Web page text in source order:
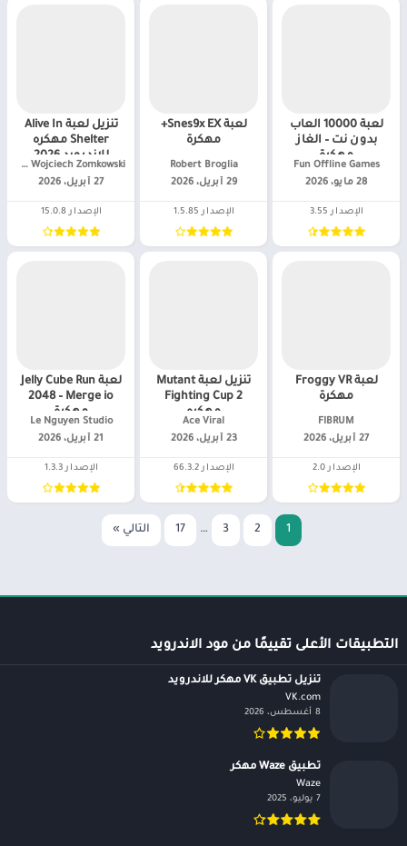
لعبة 10000 العاب
بدون نت – الغاز
مهكرة
Fun Offline Games‏
28 مايو، 2026
الإصدار 3.55
لعبة Snes9x EX+
مهكرة
Robert Broglia‏
29 أبريل، 2026
الإصدار 1.5.85
تنزيل لعبة Alive In
Shelter مهكره
للاندرويد 2026
pokulan Wojciech Zomkowski‏
27 أبريل، 2026
الإصدار 15.0.8
لعبة Froggy VR
مهكرة
FIBRUM‏
27 أبريل، 2026
الإصدار 2.0
تنزيل لعبة Mutant
Fighting Cup 2
مهكره
Ace Viral‏
23 أبريل، 2026
الإصدار 66.3.2
لعبة Jelly Cube Run
2048 – Merge io
مهكرة
Le Nguyen Studio‏
21 أبريل، 2026
الإصدار 1.3.3
1
2
3
…
17 التالي »
التطبيقات الأعلى تقييمًا من مود الاندرويد
تنزيل تطبيق VK مهكر للاندرويد
VK.com‏
8 أغسطس، 2026
تطبيق Waze مهكر
Waze‏
7 يوليو، 2025